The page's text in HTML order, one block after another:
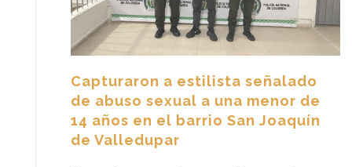
Capturaron a estilista señalado
de abuso sexual a una menor de
14 años en el barrio San Joaquín
de Valledupar